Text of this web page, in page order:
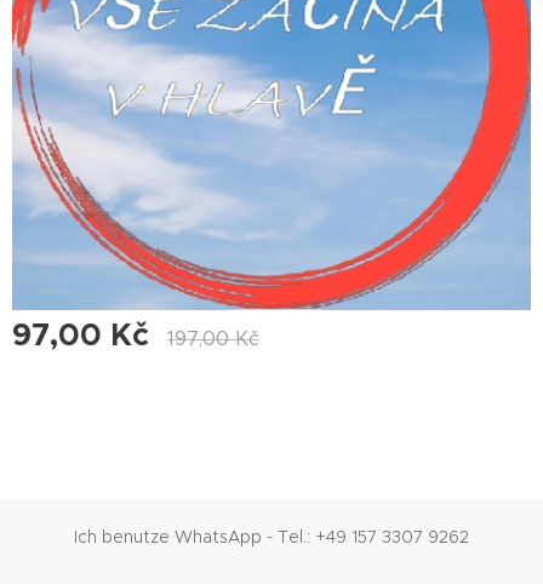
97,00 Kč 197,00Kč
Ich benutze WhatsApp - Tel.: +49 157 3307 9262